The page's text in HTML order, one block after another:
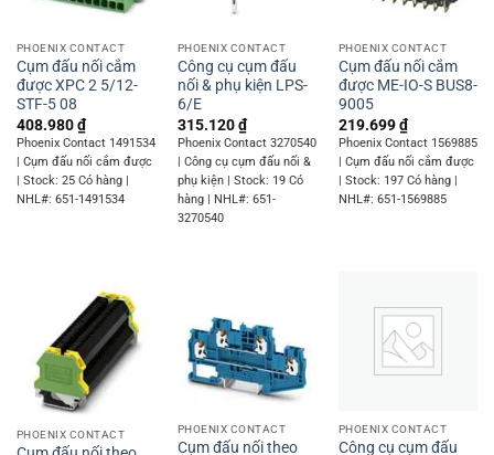
PHOENIX CONTACT
Cụm đấu nối cắm
được XPC 2 5/12-
STF-5 08
408.980₫
Phoenix Contact 1491534
| Cụm đấu nối cắm được
| Stock: 25 Có hàng |
NHL#: 651-1491534
PHOENIX CONTACT
Công cụ cụm đấu
nối & phụ kiện LPS-
6/E
315.120₫
Phoenix Contact 3270540
| Công cụ cụm đấu nối &
phụ kiện | Stock: 19 Có
hàng | NHL#: 651-
3270540
PHOENIX CONTACT
Cụm đấu nối cắm
được ME-IO-S BUS8-
9005
219.699₫
Phoenix Contact 1569885
| Cụm đấu nối cắm được
| Stock: 197 Có hàng |
NHL#: 651-1569885
PHOENIX CONTACT PHOENIX CONTACT
Cụm đấu nối theo
PHOENIX CONTACT
Công cụ cụm đấu